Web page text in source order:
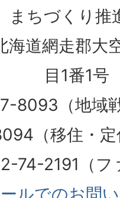
まちづくり推
道網走郡大
目1番1号
8093（地域
（移住・
74-2191（
ールでのお問